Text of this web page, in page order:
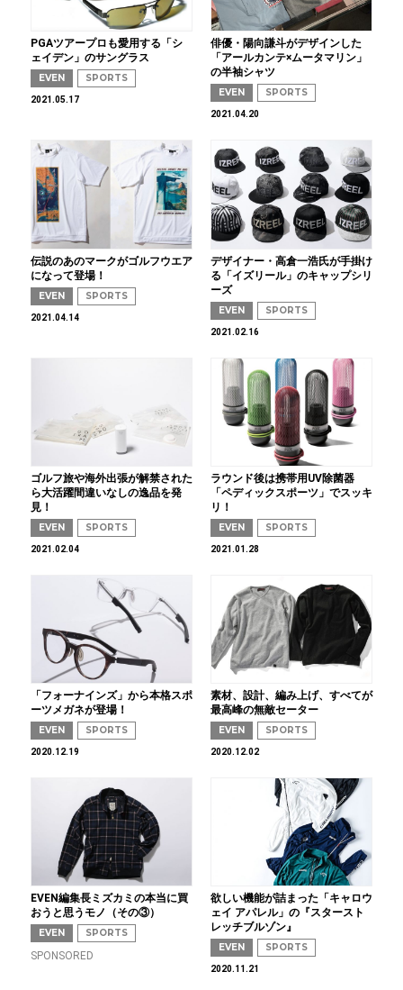
PGAツアープロも愛用する「シ
ェイデン」のサングラス
EVEN SPORTS
2021.05.17
俳優・陽向謙斗がデザインした
「アールカンテ×ムータマリン」
の半袖シャツ
EVEN SPORTS
2021.04.20
伝説のあのマークがゴルフウエア
になって登場！
EVEN SPORTS
2021.04.14
デザイナー・高倉一浩氏が手掛け
る「イズリール」のキャップシリ
ーズ
EVEN SPORTS
2021.02.16
ゴルフ旅や海外出張が解禁された
ら大活躍間違いなしの逸品を発
見！
EVEN SPORTS
2021.02.04
ラウンド後は携帯用UV除菌器
「ペディックスポーツ」でスッキ
リ！
EVEN SPORTS
2021.01.28
「フォーナインズ」から本格スポ
ーツメガネが登場！
EVEN SPORTS
2020.12.19
素材、設計、編み上げ、すべてが
最高峰の無敵セーター
EVEN SPORTS
2020.12.02
EVEN編集長ミズカミの本当に買
おうと思うモノ（その③）
EVEN SPORTS
SPONSORED
欲しい機能が詰まった「キャロウ
ェイ アパレル」の『スタースト
レッチブルゾン』
EVEN SPORTS
2020.11.21